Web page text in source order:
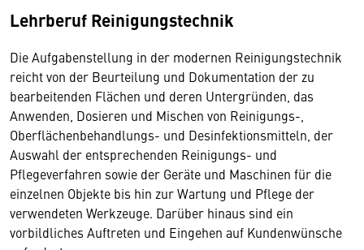
Lehrberuf Reinigungstechnik
Die Aufgabenstellung in der modernen Reinigungstechnik
reicht von der Beurteilung und Dokumentation der zu
bearbeitenden Flächen und deren Untergründen, das
Anwenden, Dosieren und Mischen von Reinigungs-,
Oberflächenbehandlungs- und Desinfektionsmitteln, der
Auswahl der entsprechenden Reinigungs- und
Pflegeverfahren sowie der Geräte und Maschinen für die
einzelnen Objekte bis hin zur Wartung und Pflege der
verwendeten Werkzeuge. Darüber hinaus sind ein
vorbildliches Auftreten und Eingehen auf Kundenwünsche